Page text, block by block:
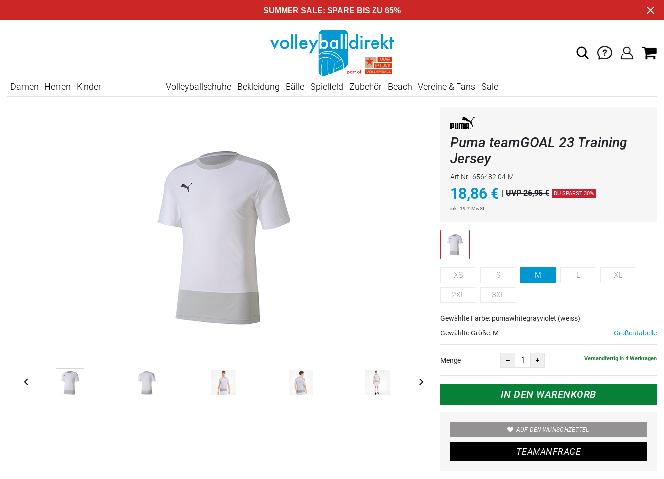
SUMMER SALE: SPARE BIS ZU 65%
Damen Herren Kinder Volleyballschuhe Bekleidung Bälle Spielfeld Zubehör Beach Vereine & Fans Sale
Puma teamGOAL 23 Training
Jersey
Art.Nr.: 656482-04-M
18,86 € UVP 26,95 € DU SPARST 30%
inkl. 19 % MwSt.
XS S M L XL
2XL 3XL
Gewählte Farbe: pumawhitegrayviolet (weiss)
Gewählte Größe: M Größentabelle
Menge Versandfertig in 4 Werktagen
IN DEN WARENKORB
AUF DEN WUNSCHZETTEL
TEAMANFRAGE